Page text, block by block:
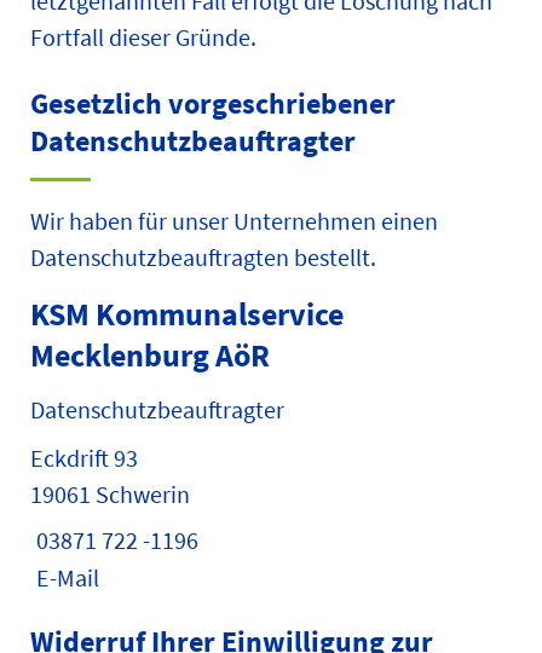
Fortfall dieser Gründe.
Gesetzlich vorgeschriebener
Datenschutz­beauftragter
Wir haben für unser Unternehmen einen
Datenschutzbeauftragten bestellt.
KSM Kommunalservice
Mecklenburg AöR
Datenschutzbeauftragter
Eckdrift 93
19061 Schwerin
03871 722 -1196
E-Mail
Widerruf Ihrer Einwilligung zur